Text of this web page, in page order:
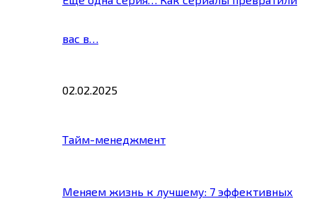
вас в…
02.02.2025
Тайм-менеджмент
Меняем жизнь к лучшему: 7 эффективных